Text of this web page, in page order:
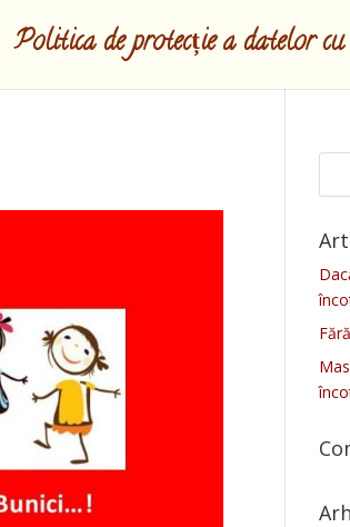
Politica de protecție a datelor cu